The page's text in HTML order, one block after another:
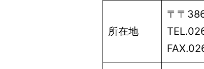
所在地
〒〒